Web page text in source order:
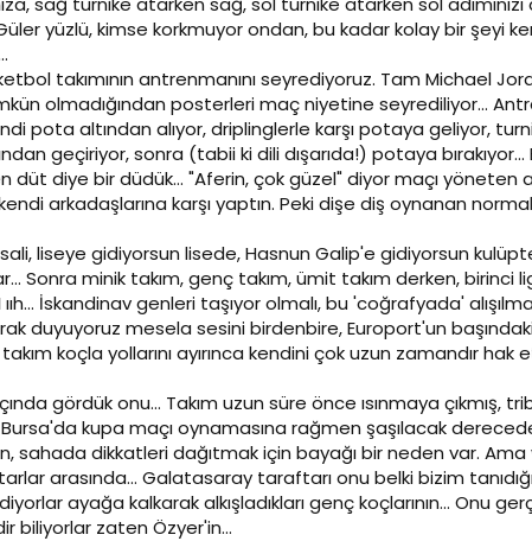
yüzlü, kimse korkmuyor ondan, bu kadar kolay bir şeyi
takımının antrenmanını seyrediyoruz. Tam Michael
olmadığından posterleri maç niyetine seyrediliyor...
pota altından alıyor, driplinglerle karşı potaya geliyor,
geçiriyor, sonra (tabii ki dili dışarıda!) potaya
diye bir düdük... "Aferin, çok güzel" diyor maçı yöneten
arkadaşlarına karşı yaptın. Peki dişe diş oynanan
liseye gidiyorsun lisede, Hasnun Galip'e gidiyorsun
Sonra minik takım, genç takım, ümit takım derken, birinci
İskandinav genleri taşıyor olmalı, bu 'coğrafyada'
duyuyoruz mesela sesini birdenbire, Europort'un
koçla yollarını ayırınca kendini çok uzun zamandır
gördük onu... Takım uzun süre önce ısınmaya
kupa maçı oynamasına rağmen şaşılacak derecede
dikkatleri dağıtmak için bayağı bir neden var. Ama
arasında... Galatasaray taraftarı onu belki bizim
ayağa kalkarak alkışladıkları genç koçlarının... Onu
biliyorlar zaten Özyer'in...